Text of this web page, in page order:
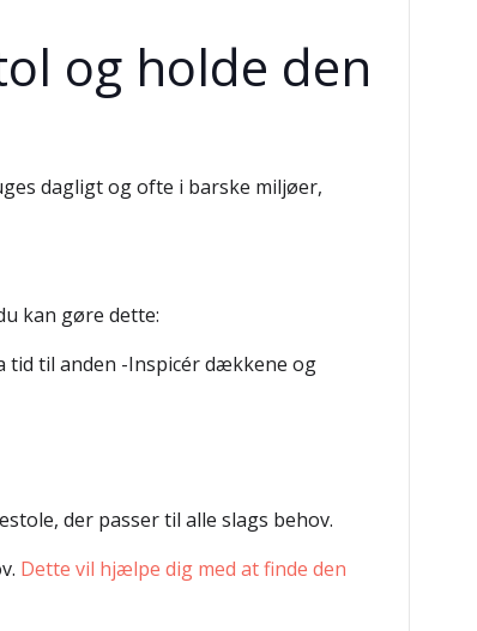
og holde den
dagligt og ofte i barske miljøer,
kan gøre dette:
tid til anden -Inspicér dækkene og
der passer til alle slags behov.
Dette vil hjælpe dig med at finde den